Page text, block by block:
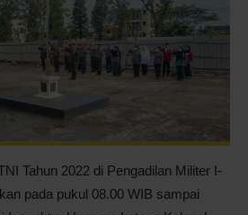
Tahun 2022 di Pengadilan Militer I-
pada pukul 08.00 WIB sampai